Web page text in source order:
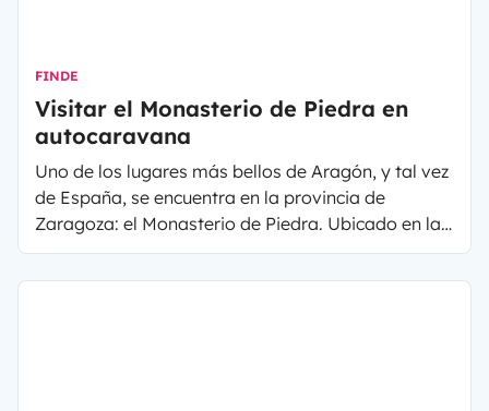
FINDE
Visitar el Monasterio de Piedra en
autocaravana
Uno de los lugares más bellos de Aragón, y tal vez
de España, se encuentra en la provincia de
Zaragoza: el Monasterio de Piedra. Ubicado en la
ciudad de Nuévalos y con más de ocho siglos de